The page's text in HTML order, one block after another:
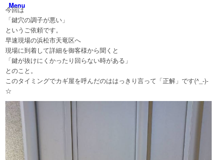
Menu
今回は
「鍵穴の調子が悪い」
というご依頼です。
早速現場の浜松市天竜区へ
現場に到着して詳細を御客様から聞くと
「鍵が抜けにくかったり回らない時がある」
とのこと。
このタイミングでカギ屋を呼んだのははっきり言って「正解」です(^_-)-
☆